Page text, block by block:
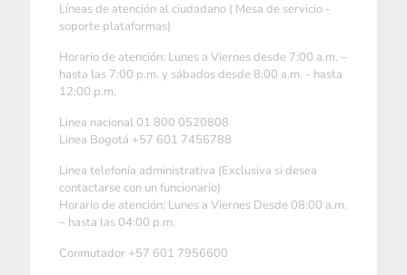
Líneas de atención al ciudadano ( Mesa de servicio -
soporte plataformas)
Horario de atención: Lunes a Viernes desde 7:00 a.m. –
hasta las 7:00 p.m. y sábados desde 8:00 a.m. - hasta
12:00 p.m.
Linea nacional 01 800 0520808
Linea Bogotá +57 601 7456788
Linea telefonía administrativa (Exclusiva si desea
contactarse con un funcionario)
Horario de atención: Lunes a Viernes Desde 08:00 a.m.
– hasta las 04:00 p.m.
Conmutador +57 601 7956600